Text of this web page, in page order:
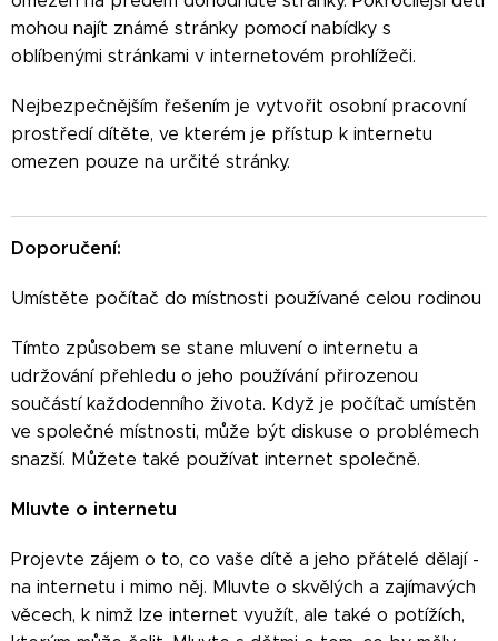
mohou najít známé stránky pomocí nabídky s
oblíbenými stránkami v internetovém prohlížeči.
Nejbezpečnějším řešením je vytvořit osobní pracovní
prostředí dítěte, ve kterém je přístup k internetu
omezen pouze na určité stránky.
Doporučení:
Umístěte počítač do místnosti používané celou rodinou
Tímto způsobem se stane mluvení o internetu a
udržování přehledu o jeho používání přirozenou
součástí každodenního života. Když je počítač umístěn
ve společné místnosti, může být diskuse o problémech
snazší. Můžete také používat internet společně.
Mluvte o internetu
Projevte zájem o to, co vaše dítě a jeho přátelé dělají -
na internetu i mimo něj. Mluvte o skvělých a zajímavých
věcech, k nimž lze internet využít, ale také o potížích,